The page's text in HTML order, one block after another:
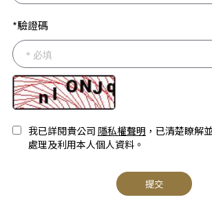
*驗證碼
我已詳閱貴公司 隱私權聲明 ，已清楚瞭解
處理及利用本人個人資料。
提交